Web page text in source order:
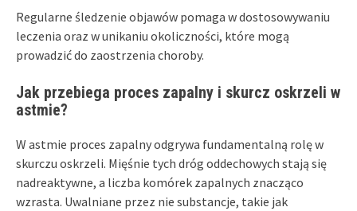
Regularne śledzenie objawów pomaga w dostosowywaniu
leczenia oraz w unikaniu okoliczności, które mogą
prowadzić do zaostrzenia choroby.
Jak przebiega proces zapalny i skurcz oskrzeli w
astmie?
W astmie proces zapalny odgrywa fundamentalną rolę w
skurczu oskrzeli. Mięśnie tych dróg oddechowych stają się
nadreaktywne, a liczba komórek zapalnych znacząco
wzrasta. Uwalniane przez nie substancje, takie jak